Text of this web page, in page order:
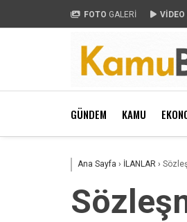
FOTO GALERİ VİDEO
GÜNDEM KAMU
Ana Sayfa › İLANLAR ›